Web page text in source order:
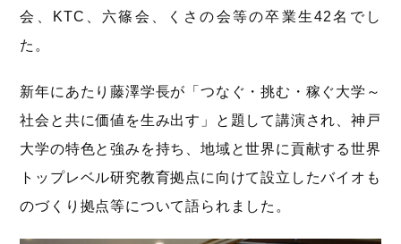
会、KTC、六篠会、くさの会等の卒業生42名でし
た。
新年にあたり藤澤学長が「つなぐ・挑む・稼ぐ大学～
社会と共に価値を生み出す」と題して講演され、神戸
大学の特色と強みを持ち、地域と世界に貢献する世界
トップレベル研究教育拠点に向けて設立したバイオも
のづくり拠点等について語られました。